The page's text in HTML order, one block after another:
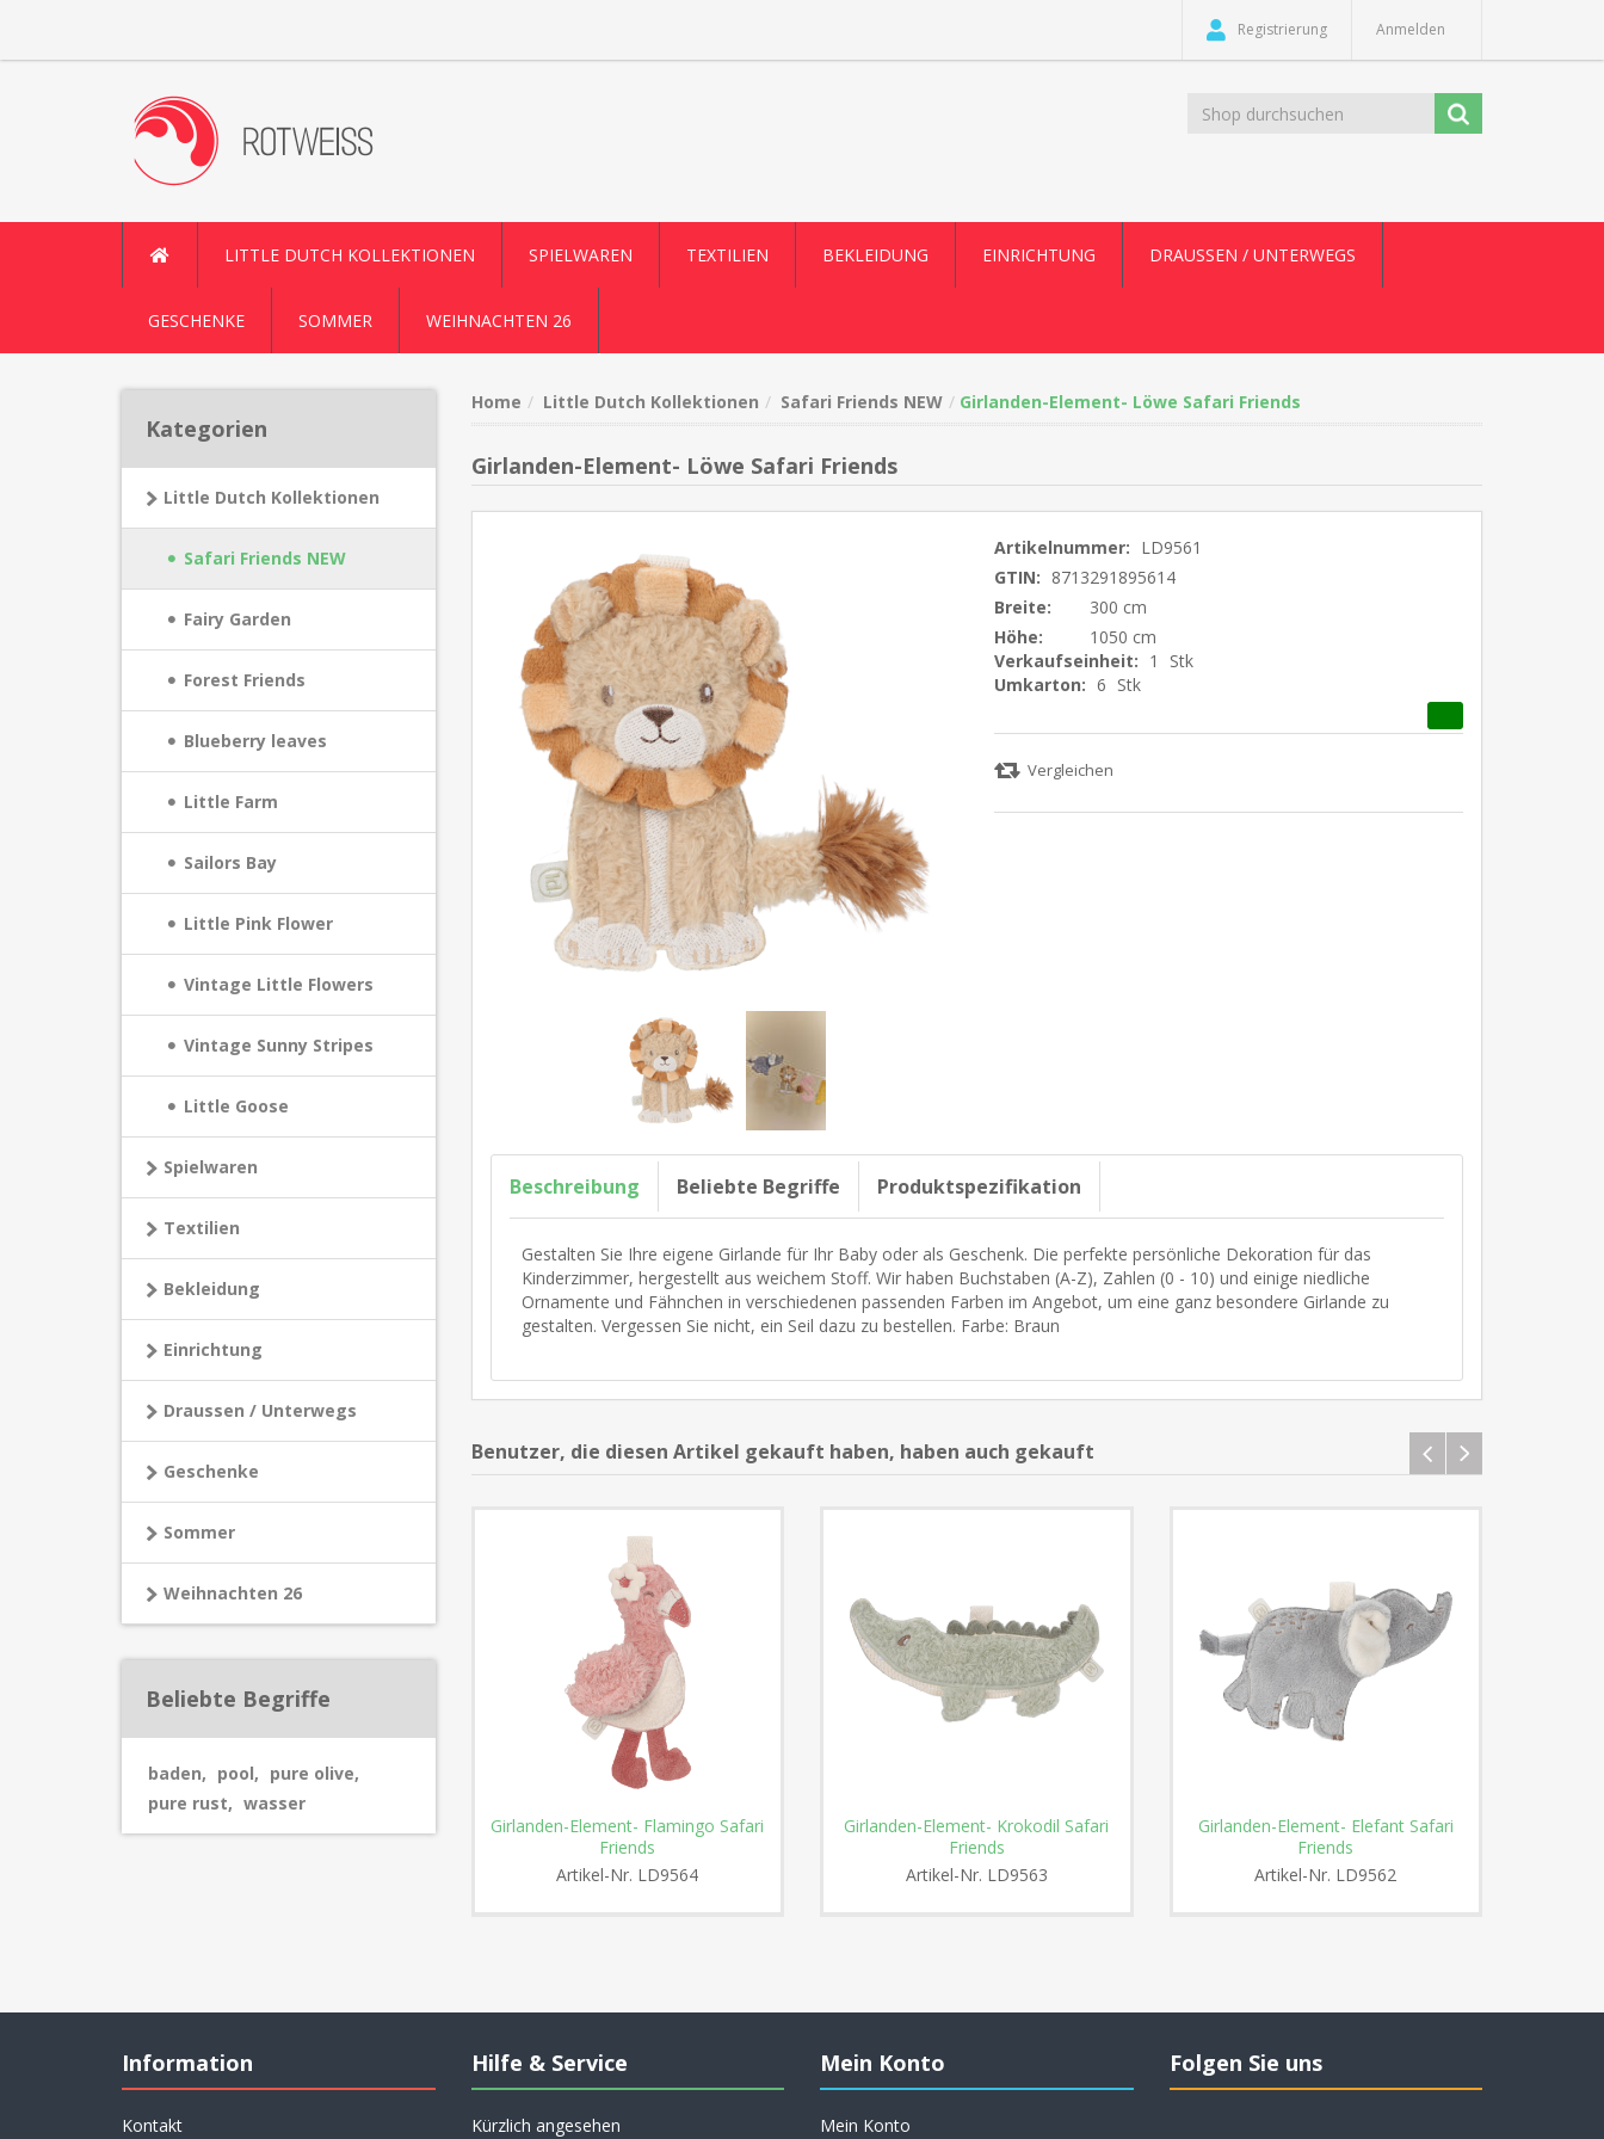
Registrierung Anmelden
LITTLE DUTCH KOLLEKTIONEN SPIELWAREN TEXTILIEN BEKLEIDUNG EINRICHTUNG DRAUSSEN / UNTERWEGS
GESCHENKE SOMMER WEIHNACHTEN 26
Kategorien
Little Dutch Kollektionen
Safari Friends NEW
Fairy Garden
Forest Friends
Blueberry leaves
Little Farm
Sailors Bay
Little Pink Flower
Vintage Little Flowers
Vintage Sunny Stripes
Little Goose
Spielwaren
Textilien
Bekleidung
Einrichtung
Draussen / Unterwegs
Geschenke
Sommer
Weihnachten 26
Beliebte Begriffe
baden, pool, pure olive,
pure rust, wasser
Home Little Dutch Kollektionen Safari Friends NEW Girlanden-Element- Löwe Safari Friends
Girlanden-Element- Löwe Safari Friends
Artikelnummer: LD9561
GTIN: 8713291895614
Breite:
300 cm
Höhe:
1050 cm
Verkaufseinheit: 1
Stk
Umkarton: 6 Stk
Beschreibung Beliebte Begriffe Produktspezifikation
Gestalten Sie Ihre eigene Girlande für Ihr Baby oder als Geschenk. Die perfekte persönliche Dekoration für das
Kinderzimmer, hergestellt aus weichem Stoff. Wir haben Buchstaben (A-Z), Zahlen (0 - 10) und einige niedliche
Ornamente und Fähnchen in verschiedenen passenden Farben im Angebot, um eine ganz besondere Girlande zu
gestalten. Vergessen Sie nicht, ein Seil dazu zu bestellen. Farbe: Braun
Benutzer, die diesen Artikel gekauft haben, haben auch gekauft
Girlanden-Element- Flamingo Safari
Friends
Artikel-Nr. LD9564
Girlanden-Element- Krokodil Safari
Friends
Artikel-Nr. LD9563
Girlanden-Element- Elefant Safari
Friends
Artikel-Nr. LD9562
Information
Kontakt
Hilfe & Service
Kürzlich angesehen
Mein Konto
Mein Konto
Folgen Sie uns